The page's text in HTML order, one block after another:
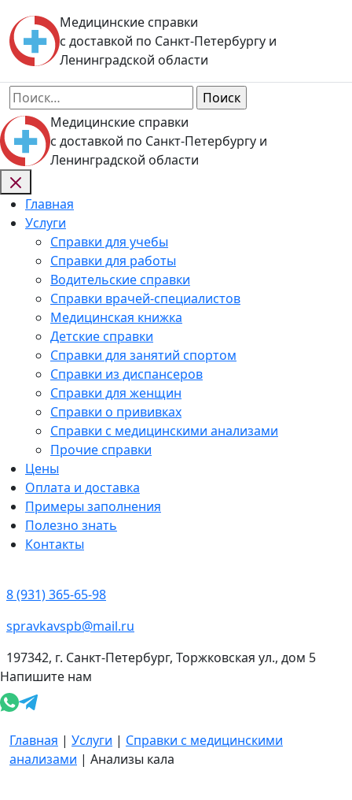
to
content
Медицинские справки
с доставкой по Санкт-Петербургу и
Ленинградской области
Найти:
Медицинские справки
с доставкой по Санкт-Петербургу и
Ленинградской области
Главная
Услуги
Справки для учебы
Справки для работы
Водительские справки
Справки врачей-специалистов
Медицинская книжка
Детские справки
Справки для занятий спортом
Справки из диспансеров
Справки для женщин
Справки о прививках
Справки с медицинскими анализами
Прочие справки
Цены
Оплата и доставка
Примеры заполнения
Полезно знать
Контакты
8 (931) 365-65-98
spravkavspb@mail.ru
197342, г. Санкт-Петербург, Торжковская ул., дом 5
Напишите нам
Главная | Услуги | Справки с медицинскими
анализами | Анализы кала